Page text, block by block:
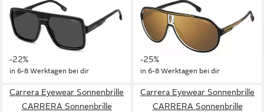
CARRERA EYEWEAR
Sonnenbrille CARRERA
Sonnenbrille Sunglasses
Carrera VICTORY C09 V81
M9
179,95 € UVP229,95 €
-22%
in 6-8 Werktagen bei dir
CARRERA EYEWEAR
Sonnenbrille CARRERA
Sonnenbrille Sunglasses
Carrera 1057 2M2 HA
149,95 € UVP 199,95 €
-25%
in 6-8 Werktagen bei dir
Carrera Eyewear Sonnenbrille
CARRERA Sonnenbrille
Carrera Eyewear Sonnenbrille
CARRERA Sonnenbrille